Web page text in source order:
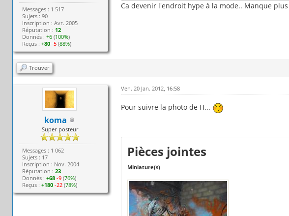
Messages : 1 517
Sujets : 90
Inscription : Avr. 2005
Réputation : 12
Donnés : +6(100%)
Reçus : +80 -5(88%)
Ca devenir l'endroit hype à la mode.. Manque
Trouver
koma
Super posteur
Messages : 1 062
Sujets : 17
Inscription : Nov. 2004
Réputation : 23
Donnés : +68 -9(76%)
Reçus : +180 -22(78%)
Ven. 20 Jan. 2012, 16:58
Pour suivre la photo de H...
Pièces jointes
Miniature(s)